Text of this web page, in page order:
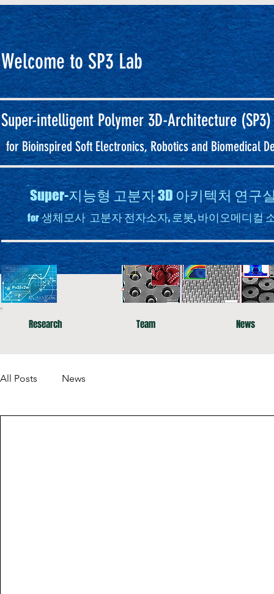
Welcome to SP3 Lab
Super-intelligentPolymer 3D-Architecture (SP3)
for Bioinspired Soft Electronics, Robotics and Biomedical
Super-지능형 고분자 3D 아키텍처 연
for 생체모사 고분자 전자소자, 로봇, 바이오메디컬
Research Team News
All Posts News